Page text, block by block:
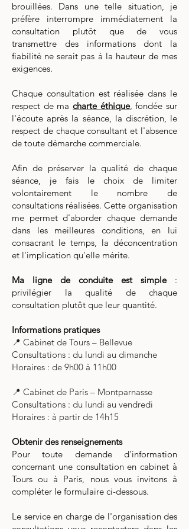
brouillées. Dans une telle situation, je
préfère interrompre immédiatement la
consultation plutôt que de vous
transmettre des informations dont la
fiabilité ne serait pas à la hauteur de mes
exigences.
​Chaque consultation est réalisée dans le
respect de ma charte éthique, fondée sur
l'écoute après la séance, la discrétion, le
respect de chaque consultant et l'absence
de toute démarche commerciale.
Afin de préserver la qualité de chaque
séance, je fais le choix de limiter
volontairement le nombre de
consultations réalisées. Cette organisation
me permet d'aborder chaque demande
dans les meilleures conditions, en lui
consacrant le temps, la déconcentration
et l'implication qu'elle mérite.
Ma ligne de conduite est simple:
privilégier la qualité de chaque
consultation plutôt que leur quantité.
Informations pratiques
📍 Cabinet de Tours – Bellevue
Consultations : du lundi au dimanche
Horaires : de 9h00 à 11h00
📍 Cabinet de Paris – Montparnasse
Consultations : du lundi au vendredi
Horaires : à partir de 14h15
Obtenir des renseignements
Pour toute demande d'information
concernant une consultation en cabinet à
Tours ou à Paris, nous vous invitons à
compléter le formulaire ci-dessous.
Le service en charge de l'organisation des